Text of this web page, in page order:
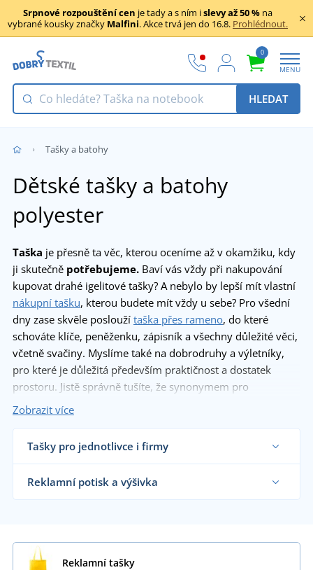
Srpnové rozpouštění cen je tady a s ním islevy až 50 % na
vybrané kousky značky Malfini. Akce trvá jen do 16.8. Prohlédnout.
0
MENU
HLEDAT
Tašky a batohy
Dětské tašky a batohy
polyester
Taška je přesně ta věc, kterou oceníme až v okamžiku, kdy
ji skutečně potřebujeme. Baví vás vždy při nakupování
kupovat drahé igelitové tašky? A nebylo by lepší mít vlastní
nákupní tašku, kterou budete mít vždy u sebe? Pro všední
dny zase skvěle poslouží taška přes rameno, do které
schováte klíče, peněženku, zápisník a všechny důležité věci,
včetně svačiny. Myslíme také na dobrodruhy a výletníky,
pro které je důležitá především praktičnost a dostatek
prostoru. Jistě správně tušíte, že synonymem pro
praktičnost je
Zobrazit více
Tašky pro jednotlivce i firmy
Dodáváme tašky a batohy reklamním agenturám,
obchodníkům s textilem i koncovým zákazníkům
již od 1 kusu.
Chci vědět více
Reklamní potisk a výšivka
Reklamní tašky